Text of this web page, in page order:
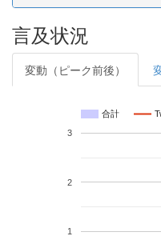
言及状況
変動（ピーク前後）
合計
1
2
3